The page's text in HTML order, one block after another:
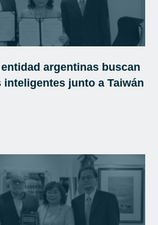
argentinas buscan
junto a Taiwán